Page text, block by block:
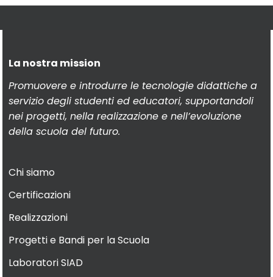
La nostra mission
Promuovere e introdurre le tecnologie didattiche a
servizio degli studenti ed educatori, supportandoli
nei progetti, nella realizzazione e nell’evoluzione
della scuola del futuro.
Chi siamo
Certificazioni
Realizzazioni
Progetti e Bandi per la Scuola
Laboratori SIAD